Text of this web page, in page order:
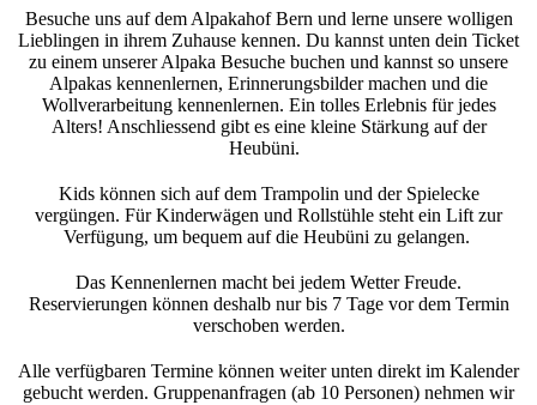
Besuche uns auf dem Alpakahof Bern und lerne unsere wolligen
Lieblingen in ihrem Zuhause kennen. Du kannst unten dein Ticket
zu einem unserer Alpaka Besuche buchen und kannst so unsere
Alpakas kennenlernen, Erinnerungsbilder machen und die
Wollverarbeitung kennenlernen. Ein tolles Erlebnis für jedes
Alters! Anschliessend gibt es eine kleine Stärkung auf der
Heubüni.
Kids können sich auf dem Trampolin und der Spielecke
vergüngen. Für Kinderwägen und Rollstühle steht ein Lift zur
Verfügung, um bequem auf die Heubüni zu gelangen.
Das Kennenlernen macht bei jedem Wetter Freude.
Reservierungen können deshalb nur bis 7 Tage vor dem Termin
verschoben werden.
Alle verfügbaren Termine können weiter unten direkt im Kalender
gebucht werden. Gruppenanfragen (ab 10 Personen) nehmen wir